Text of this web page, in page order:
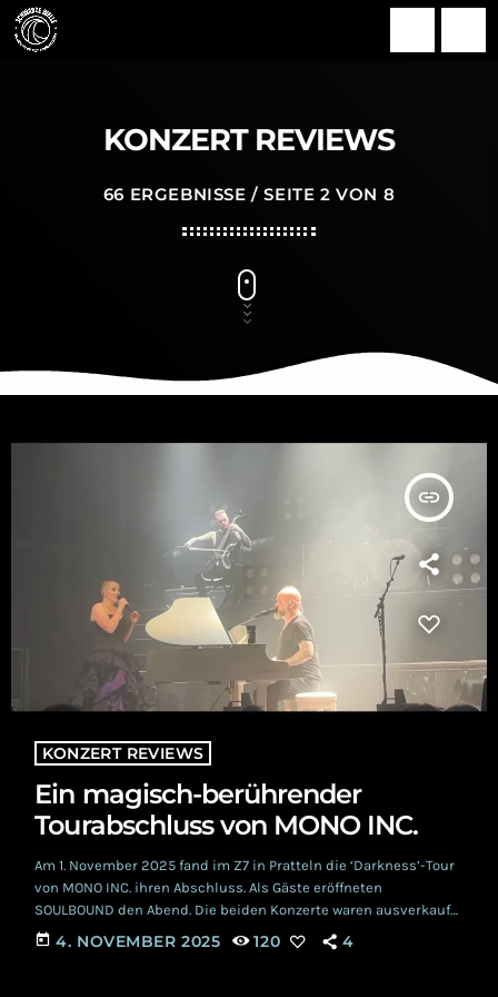
KONZERT REVIEWS
66 ERGEBNISSE / SEITE 2 VON 8
insert_link
KONZERT REVIEWS
Ein magisch-berührender
Tourabschluss von MONO INC.
Am 1. November 2025 fand im Z7 in Pratteln die ‘Darkness’-Tour
von MONO INC. ihren Abschluss. Als Gäste eröffneten
SOULBOUND den Abend. Die beiden Konzerte waren ausverkauft
und das Schweizer Publikum feierte mit viel Freude dieses
Ende einer erfolgreichen Tour. Viel mehr als eine Vorband
today 4. NOVEMBER 2025 120 4